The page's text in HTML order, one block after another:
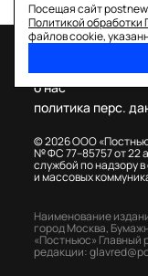
Посещая сайт
Политикой
файлов cookie,
© 2026 ООО
№ ФС 77–85757 от 22
службой по надзору
и массовых
о нас
политика перс.
Наименование
город Москва,
«Постньюс» Главный
редакции: